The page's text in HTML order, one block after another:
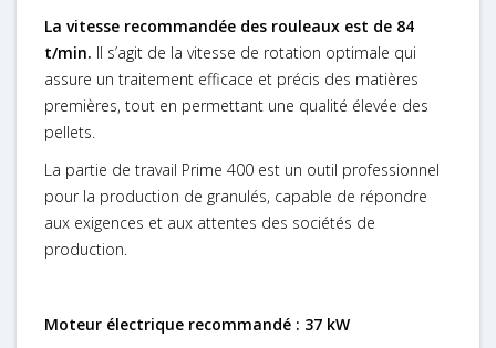
La vitesse recommandée des rouleaux est de 84
t/min. Il s’agit de la vitesse de rotation optimale qui
assure un traitement efficace et précis des matières
premières, tout en permettant une qualité élevée des
pellets.
La partie de travail Prime 400 est un outil professionnel
pour la production de granulés, capable de répondre
aux exigences et aux attentes des sociétés de
production.
Moteur électrique recommandé : 37 kW